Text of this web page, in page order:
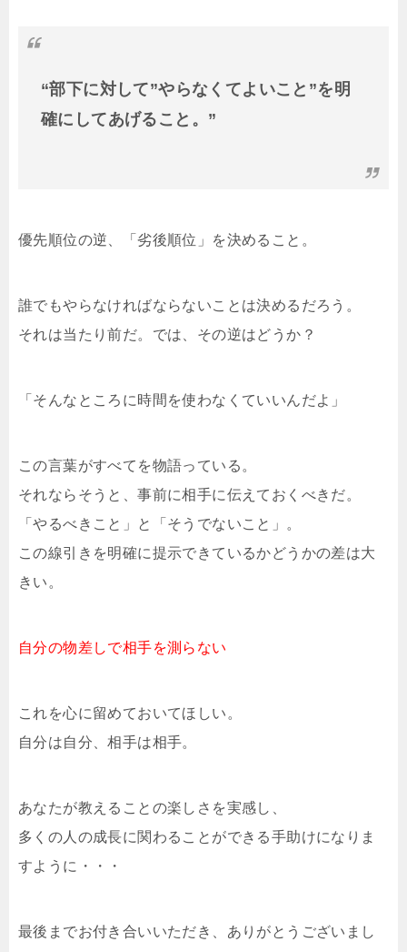
“部下に対して”やらなくてよいこと”を明
確にしてあげること。”
優先順位の逆、「劣後順位」を決めること。
誰でもやらなければならないことは決めるだろう。
それは当たり前だ。では、その逆はどうか？
「そんなところに時間を使わなくていいんだよ」
この言葉がすべてを物語っている。
それならそうと、事前に相手に伝えておくべきだ。
「やるべきこと」と「そうでないこと」。
この線引きを明確に提示できているかどうかの差は大
きい。
自分の物差しで相手を測らない
これを心に留めておいてほしい。
自分は自分、相手は相手。
あなたが教えることの楽しさを実感し、
多くの人の成長に関わることができる手助けになりま
すように・・・
最後までお付き合いいただき、ありがとうございまし